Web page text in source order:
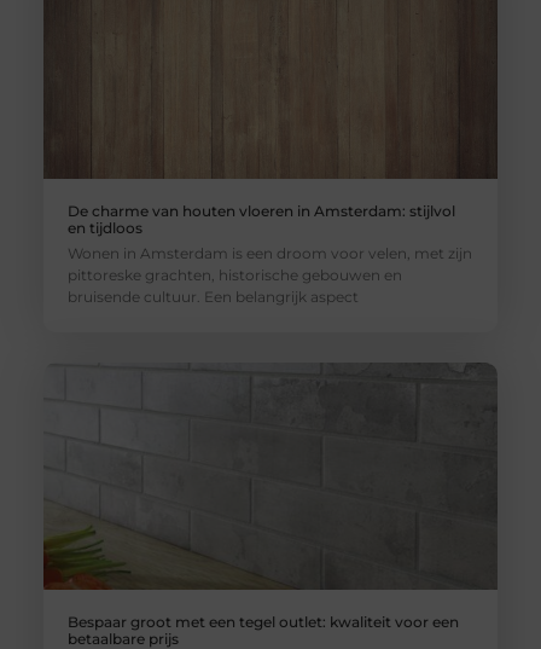
De charme van houten vloeren in Amsterdam: stijlvol
en tijdloos
Wonen in Amsterdam is een droom voor velen, met zijn
pittoreske grachten, historische gebouwen en
bruisende cultuur. Een belangrijk aspect
Bespaar groot met een tegel outlet: kwaliteit voor een
betaalbare prijs